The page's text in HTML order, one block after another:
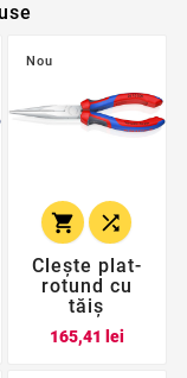
Nou
 
Clește plat-
rotund cu
tăiș
165,41 leiPret